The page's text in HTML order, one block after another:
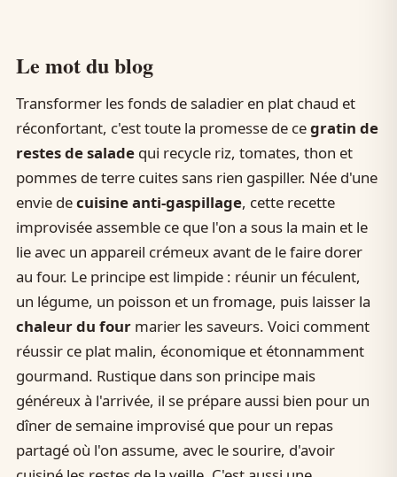
Le mot du blog
Transformer les fonds de saladier en plat chaud et
réconfortant, c'est toute la promesse de cegratin de
restes de saladequi recycle riz, tomates, thon et
pommes de terre cuites sans rien gaspiller. Née d'une
envie decuisine anti-gaspillage, cette recette
improvisée assemble ce que l'on a sous la main et le
lie avec un appareil crémeux avant de le faire dorer
au four. Le principe est limpide : réunir un féculent,
un légume, un poisson et un fromage, puis laisser la
chaleur du fourmarier les saveurs. Voici comment
réussir ce plat malin, économique et étonnamment
gourmand. Rustique dans son principe mais
généreux à l'arrivée, il se prépare aussi bien pour un
dîner de semaine improvisé que pour un repas
partagé où l'on assume, avec le sourire, d'avoir